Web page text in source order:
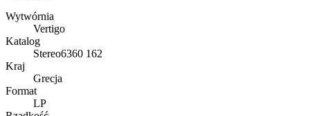
Wytwórnia
Vertigo
Katalog
Stereo6360 162
Kraj
Grecja
Format
LP